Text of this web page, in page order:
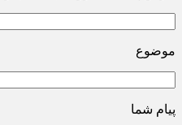
موضوع
پیام شما